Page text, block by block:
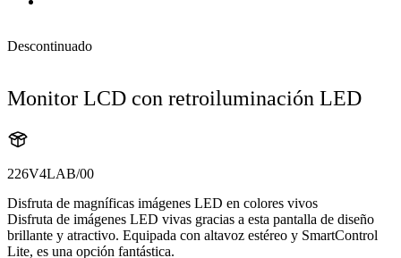
Descontinuado
Monitor LCD con retroiluminación LED
226V4LAB/00
Disfruta de magníficas imágenes LED en colores vivos
Disfruta de imágenes LED vivas gracias a esta pantalla de diseño
brillante y atractivo. Equipada con altavoz estéreo y SmartControl
Lite, es una opción fantástica.